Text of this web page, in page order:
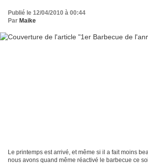
Publié le 12/04/2010 à 00:44
Par Maike
Le printemps est arrivé, et même si il a fait moins
nous avons quand même réactivé le barbecue ce